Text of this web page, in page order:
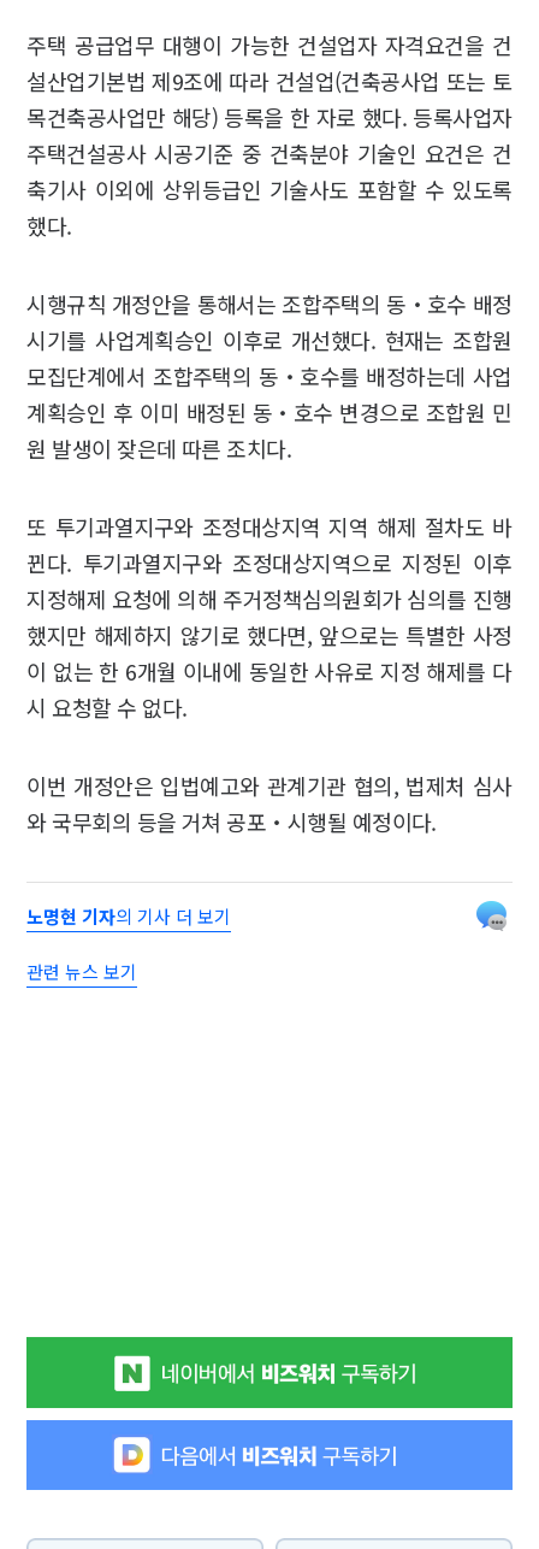
주택 공급업무 대행이 가능한 건설업자 자격요건을 건
설산업기본법 제9조에 따라 건설업(건축공사업 또는 토
목건축공사업만 해당) 등록을 한 자로 했다. 등록사업자
주택건설공사 시공기준 중 건축분야 기술인 요건은 건
축기사 이외에 상위등급인 기술사도 포함할 수 있도록
했다.
시행규칙 개정안을 통해서는 조합주택의 동‧호수 배정
시기를 사업계획승인 이후로 개선했다. 현재는 조합원
모집단계에서 조합주택의 동‧호수를 배정하는데 사업
계획승인 후 이미 배정된 동‧호수 변경으로 조합원 민
원 발생이 잦은데 따른 조치다.
또 투기과열지구와 조정대상지역 지역 해제 절차도 바
뀐다. 투기과열지구와 조정대상지역으로 지정된 이후
지정해제 요청에 의해 주거정책심의원회가 심의를 진행
했지만 해제하지 않기로 했다면, 앞으로는 특별한 사정
이 없는 한 6개월 이내에 동일한 사유로 지정 해제를 다
시 요청할 수 없다.
이번 개정안은 입법예고와 관계기관 협의, 법제처 심사
와 국무회의 등을 거쳐 공포‧시행될 예정이다.
노명현 기자의 기사 더 보기
관련 뉴스 보기